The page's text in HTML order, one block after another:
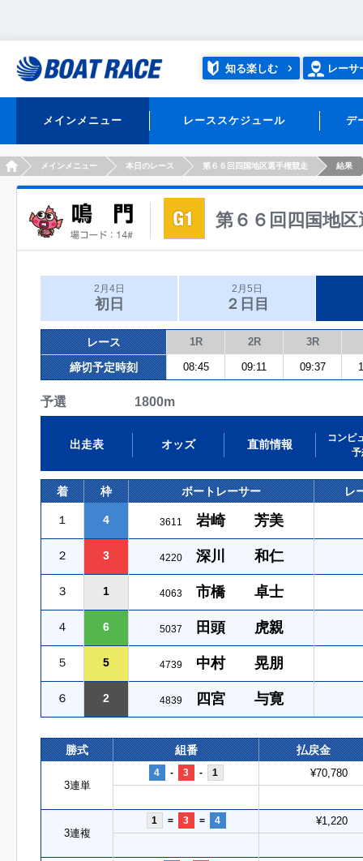
知る楽しむ レーサ
メインメニュー レーススケジュール デ
HOMEメインメニュー 本日のレース 第６６回四国地区選手権競走 結果
第６６回四国地
2月4日
初日
2月5日
２日目
レース 1R 2R 3R
締切予定時刻 08:45 09:11 09:37
予選 1800m
出走表 オッズ 直前情報
コンピ
予
着 枠 ボートレーサー レ
１ 4 3611 岩崎 芳美
２ 3 4220 深川 和仁
３ 1 4063 市橋 卓士
４ 6 5037 田頭 虎親
５ 5 4739 中村 晃朋
６ 2 4839 四宮 与寛
勝式 組番 払戻金
3連単
4 - 3 - 1 ¥70,780
3連複
1 = 3 = 4 ¥1,220